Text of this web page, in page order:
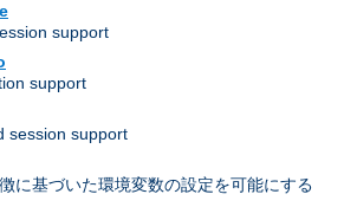
support
support
session support
に基づいた環境変数の設定を可能にする